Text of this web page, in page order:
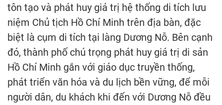
tôn tạo và phát huy giá trị hệ thống di tích lưu
niệm Chủ tịch Hồ Chí Minh trên địa bàn, đặc
biệt là cụm di tích tại làng Dương Nỗ. Bên cạnh
đó, thành phố chú trọng phát huy giá trị di sản
Hồ Chí Minh gắn với giáo dục truyền thống,
phát triển văn hóa và du lịch bền vững, để mỗi
người dân, du khách khi đến với Dương Nỗ đều